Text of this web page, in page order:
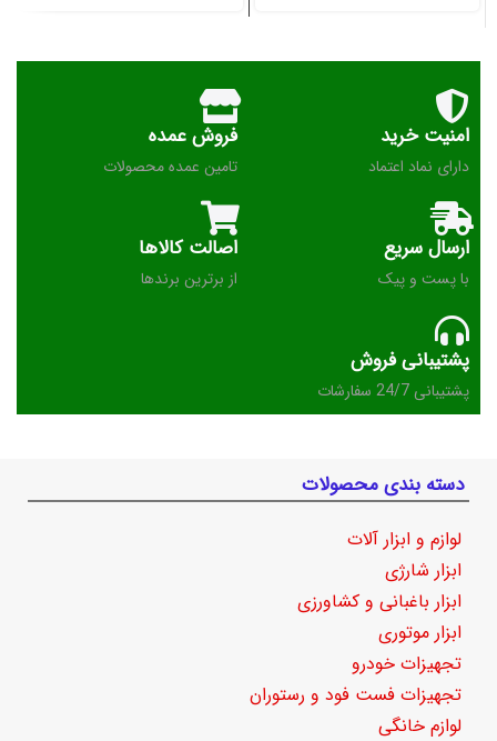
امنیت خرید
دارای نماد اعتماد
فروش عمده
تامین عمده محصولات
ارسال سریع
با پست و پیک
اصالت کالاها
از برترین برندها
پشتیبانی فروش
پشتیبانی 24/7 سفارشات
دسته بندی محصولات
لوازم و ابزار آلات
ابزار شارژی
ابزار باغبانی و کشاورزی
ابزار موتوری
تجهیزات خودرو
تجهیزات فست فود و رستوران
لوازم خانگی